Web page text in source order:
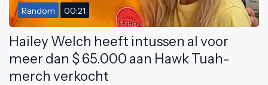
Random 00:21
Hailey Welch heeft intussen al voor
meer dan $ 65.000 aan Hawk Tuah-
merch verkocht